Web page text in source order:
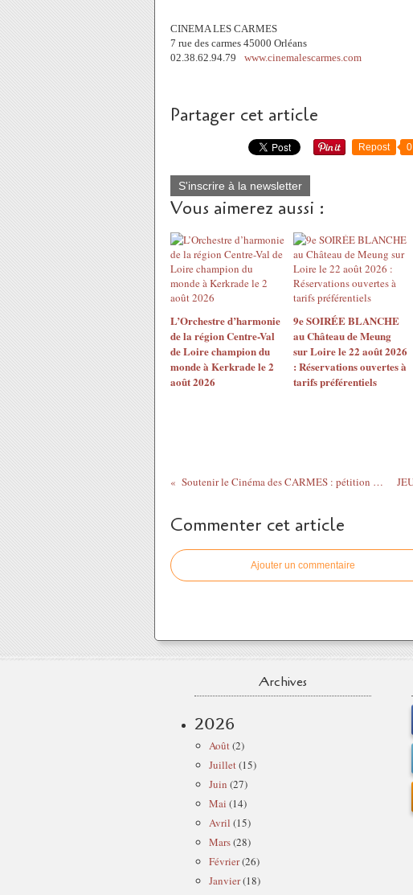
CINEMA LES CARMES
7 rue des carmes 45000 Orléans
02.38.62.94.79
www.cinemalescarmes.com
Partager cet article
Repost 0
S'inscrire à la newsletter
Vous aimerez aussi :
L’Orchestre d’harmonie
de la région Centre-Val
de Loire champion du
monde à Kerkrade le 2
août 2026
9e SOIRÉE BLANCHE
au Château de Meung
sur Loire le 22 août 2026
: Réservations ouvertes à
tarifs préférentiels
Soutenir le Cinéma des CARMES : pétition en ligne
Commenter cet article
Ajouter un commentaire
Archives
2026
Août(2)
Juillet(15)
Juin (27)
Mai (14)
Avril (15)
Mars(28)
Février(26)
Janvier(18)